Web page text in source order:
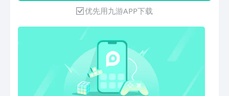
训练并提升英语基本技能和知识，强烈推
对3-6岁儿童的早教平台已经呈爆炸式增
长态势，随着教育理念的渗透，家长们对
英语也越来越重视，但是学习英语不是一
两周就可以立竿见影，在合适的平台上坚
持着去学习，效果会在孩子以后的人生慢
慢展现，这才是帮助孩子赢在起跑线上。
钱，你准备好了吗？ 快来一起比一比，
找一找，看一看，都有哪些不同吧。 精
彩找茬游戏，小公主的最爱玩的找茬游
戏。
优先用九游APP下载